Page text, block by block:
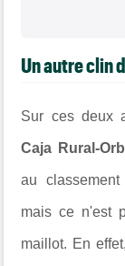
Un autre clin
Sur ces deux
Caja Rural-
au
mais ce n'est
maillot. En